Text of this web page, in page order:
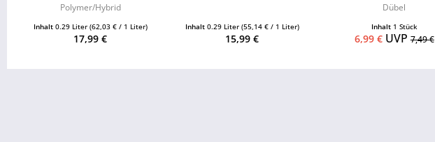
Polymer/Hybrid
Inhalt 0.29 Liter (62,03 € / 1 Liter)
17,99 €
Inhalt 0.29 Liter (55,14 € / 1 Liter)
15,99 €
Dübel
Inhalt 1 Stück
6,99 €UVP7,49 €